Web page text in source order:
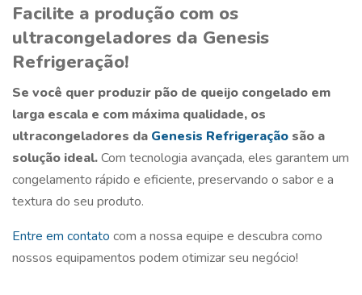
Facilite a produção com os
ultracongeladores da Genesis
Refrigeração!
Se você quer produzir pão de queijo congelado em
larga escala e com máxima qualidade, os
ultracongeladores da Genesis Refrigeração são a
solução ideal.Com tecnologia avançada, eles garantem um
congelamento rápido e eficiente, preservando o sabor e a
textura do seu produto.
Entre em contato com a nossa equipe e descubra como
nossos equipamentos podem otimizar seu negócio!